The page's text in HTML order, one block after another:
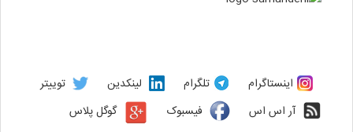
اینستاگرام تلگرام لینکدین
توییتر
آر اس اس
فیسبوک گوگل پلاس